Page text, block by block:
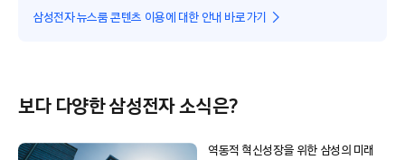
삼성전자 뉴스룸 콘텐츠 이용에 대한 안내 바로가기
보다 다양한 삼성전자 소식은?
역동적 혁신성장을 위한 삼성의 미래